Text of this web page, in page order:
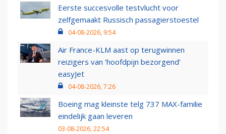
Eerste succesvolle testvlucht voor
zelfgemaakt Russisch passagierstoestel
04-08-2026, 9:54
Air France-KLM aast op terugwinnen
reizigers van ‘hoofdpijn bezorgend’
easyJet
04-08-2026, 7:26
Boeing mag kleinste telg 737 MAX-familie
eindelijk gaan leveren
03-08-2026, 22:54